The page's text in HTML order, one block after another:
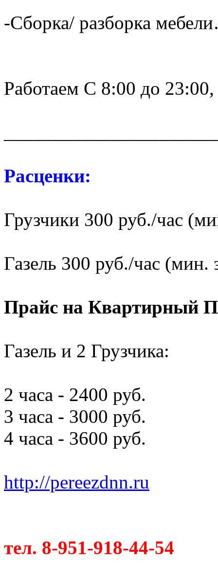
-Сборка/ разборка
Работаем С 8:00 до
Расценки:
Грузчики 300 руб./час
Газель 300 руб./час (мин.
Прайс на Квартирный
Газель и 2 Грузчика:
2 часа - 2400 руб.
3 часа - 3000 руб.
4 часа - 3600 руб.
http://pereezdnn.ru
тел. 8-951-918-44-54